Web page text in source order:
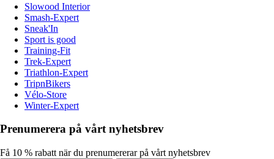
Slowood Interior
Smash-Expert
Sneak'In
Sport is good
Training-Fit
Trek-Expert
Triathlon-Expert
TripnBikers
Vélo-Store
Winter-Expert
Prenumerera på vårt nyhetsbrev
Få 10 % rabatt när du prenumererar på vårt nyhetsbrev